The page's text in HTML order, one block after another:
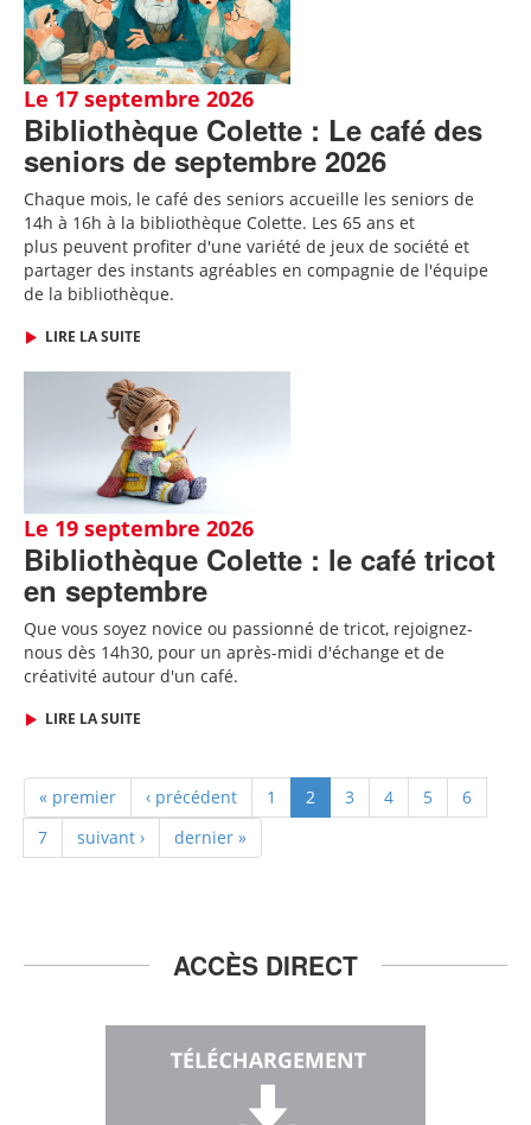
Le 17 septembre 2026
Bibliothèque Colette : Le café des
seniors de septembre 2026
Chaque mois, le café des seniors accueille les seniors de
14h à 16h à la bibliothèque Colette. Les 65 ans et
plus peuvent profiter d'une variété de jeux de société et
partager des instants agréables en compagnie de l'équipe
de la bibliothèque.
LIRE LA SUITE
Le 19 septembre 2026
Bibliothèque Colette : le café tricot
en septembre
Que vous soyez novice ou passionné de tricot, rejoignez-
nous dès 14h30, pour un après-midi d'échange et de
créativité autour d'un café.
LIRE LA SUITE
« premier ‹ précédent 1 2 3 4 5
6
7
suivant › dernier »
ACCÈS DIRECT